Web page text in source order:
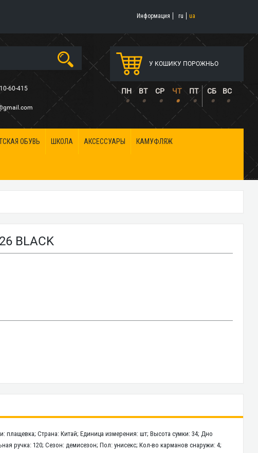
Информация ru ua
60-415
У КОШИКУ ПОРОЖНЬО
ПН ВТ СР ЧТ ПТ СБ ВС
• • • • • • •
ОБУВЬ ШКОЛА АКСЕССУАРЫ КАМУФЛЯЖ
BLACK
плащевка; Страна: Китай; Единица измерения: шт; Высота сумки: 34; Дно
ручка: 120; Сезон: демисезон; Пол: унисекс; Кол-во карманов снаружи: 4;